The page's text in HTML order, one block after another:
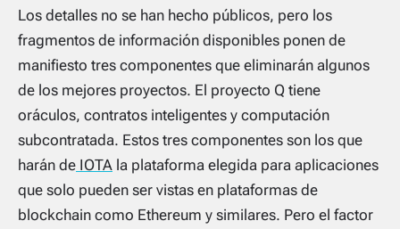
Los detalles no se han hecho públicos, pero los
fragmentos de información disponibles ponen de
manifiesto tres componentes que eliminarán algunos
de los mejores proyectos. El proyecto Q tiene
oráculos, contratos inteligentes y computación
subcontratada. Estos tres componentes son los que
harán de IOTA la plataforma elegida para aplicaciones
que solo pueden ser vistas en plataformas de
blockchain como Ethereum y similares. Pero el factor